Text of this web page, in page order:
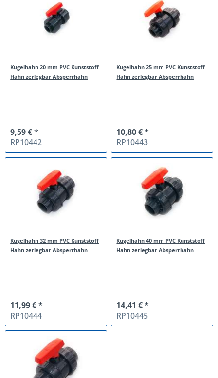
Kugelhahn 20 mm PVC Kunststoff
Hahn zerlegbar Absperrhahn
9,59 € *
RP10442
Kugelhahn 25 mm PVC Kunststoff
Hahn zerlegbar Absperrhahn
10,80 € *
RP10443
Kugelhahn 32 mm PVC Kunststoff
Hahn zerlegbar Absperrhahn
11,99 € *
RP10444
Kugelhahn 40 mm PVC Kunststoff
Hahn zerlegbar Absperrhahn
14,41 € *
RP10445